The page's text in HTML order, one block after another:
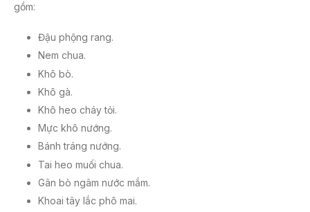
gồm:
Đậu phộng rang.
Nem chua.
Khô bò.
Khô gà.
Khô heo cháy tỏi.
Mực khô nướng.
Bánh tráng nướng.
Tai heo muối chua.
Gân bò ngâm nước mắm.
Khoai tây lắc phô mai.